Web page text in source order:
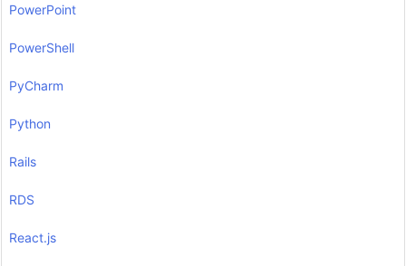
PowerPoint
PowerShell
PyCharm
Python
Rails
RDS
React.js